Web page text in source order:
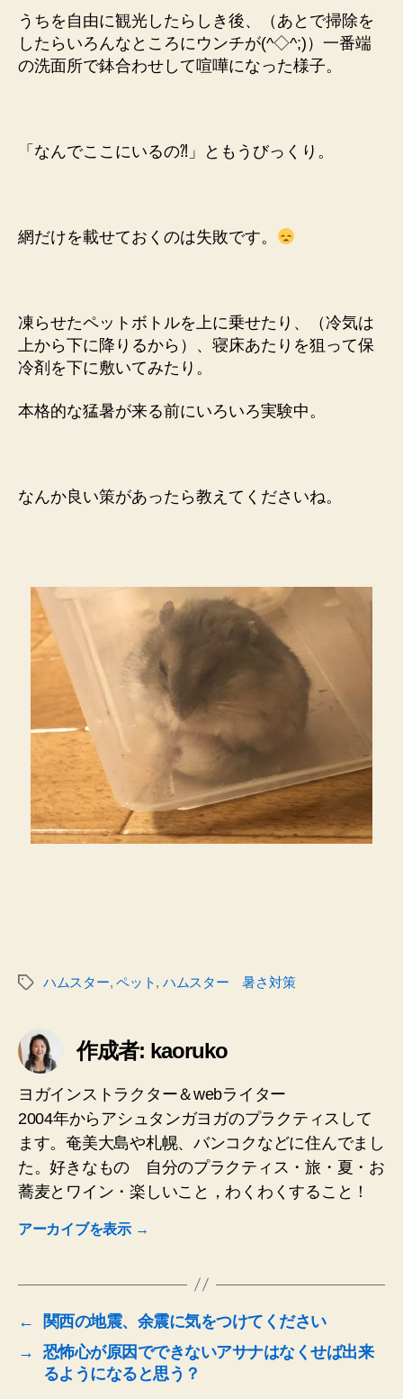
うちを自由に観光したらしき後、（あとで掃除を
したらいろんなところにウンチが(^◇^;)）一番端
の洗面所で鉢合わせして喧嘩になった様子。
「なんでここにいるの⁈」ともうびっくり。
網だけを載せておくのは失敗です。
凍らせたペットボトルを上に乗せたり、（冷気は
上から下に降りるから）、寝床あたりを狙って保
冷剤を下に敷いてみたり。
本格的な猛暑が来る前にいろいろ実験中。
なんか良い策があったら教えてくださいね。
タ
ハムスター,ペット, ハムスター 暑さ対策
作成者: kaoruko
ヨガインストラクター＆webライター
2004年からアシュタンガヨガのプラクティスして
ます。奄美大島や札幌、バンコクなどに住んでまし
た。好きなもの 自分のプラクティス・旅・夏・お
蕎麦とワイン・楽しいこと，わくわくすること！
アーカイブを表示 →
←
関西の地震、余震に気をつけてください
→
恐怖心が原因でできないアサナはなくせば出来
るようになると思う？